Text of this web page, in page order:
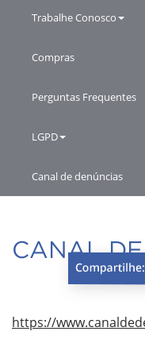
Trabalhe Conosco
Compras
Perguntas Frequentes
LGPD
Canal de denúncias
CANAL
https://